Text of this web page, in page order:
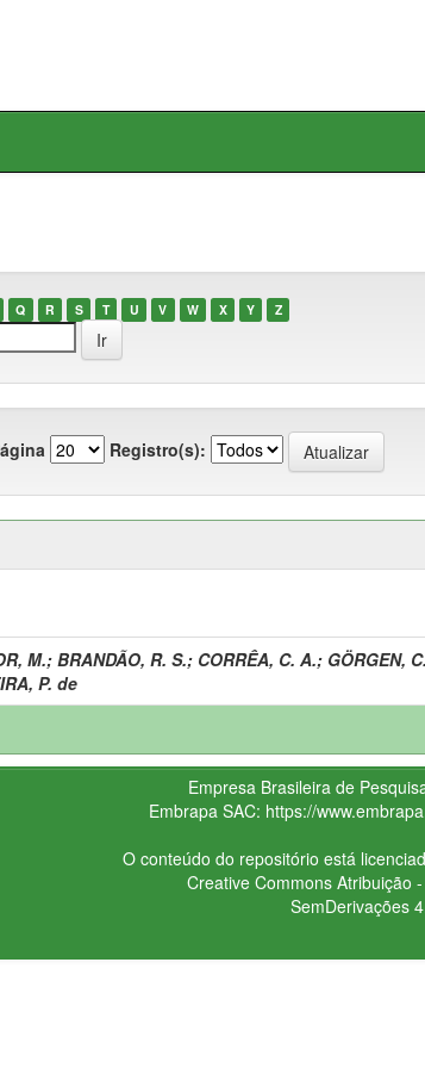
Q R S T U V W X Y Z
Registro(s):
M.; BRANDÃO, R. S.; CORRÊA, C. A.; GÖRGEN,
P. de
Empresa Brasileira de
Embrapa SAC: https://
O conteúdo do repositório está
Creative CommonsAtribuição
SemDerivações